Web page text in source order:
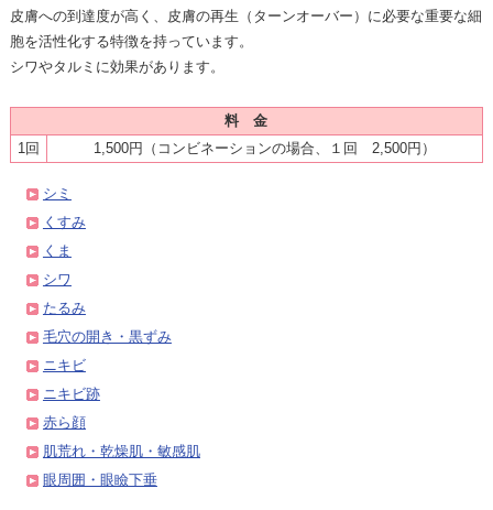
皮膚への到達度が高く、皮膚の再生（ターンオーバー）に必要な重要な細
胞を活性化する特徴を持っています。
シワやタルミに効果があります。
料 金
1回
1,500円（コンビネーションの場合、１回 2,500円）
シミ
くすみ
くま
シワ
たるみ
毛穴の開き・黒ずみ
ニキビ
ニキビ跡
赤ら顔
肌荒れ・乾燥肌・敏感肌
眼周囲・眼瞼下垂